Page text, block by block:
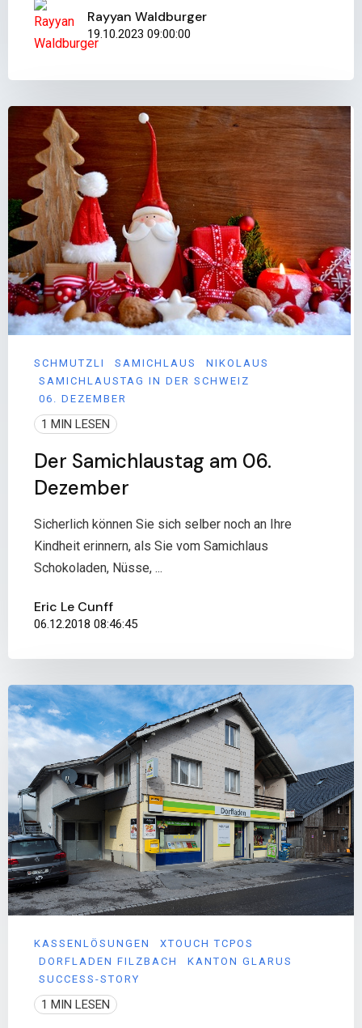
Rayyan Waldburger
19.10.2023 09:00:00
SCHMUTZLI SAMICHLAUS
NIKOLAUS
SAMICHLAUSTAG IN DER SCHWEIZ
06. DEZEMBER
1 MIN LESEN
Der Samichlaustag am 06.
Dezember
Sicherlich können Sie sich selber noch an Ihre
Kindheit erinnern, als Sie vom Samichlaus
Schokoladen, Nüsse, ...
Eric Le Cunff
06.12.2018 08:46:45
KASSENLÖSUNGEN
XTOUCH TCPOS
DORFLADEN FILZBACH
KANTON GLARUS
SUCCESS-STORY
1 MIN LESEN